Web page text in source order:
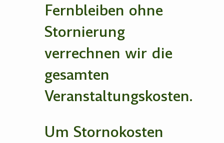
Fernbleiben ohne
Stornierung
verrechnen wir die
gesamten
Veranstaltungskosten.
Um Stornokosten